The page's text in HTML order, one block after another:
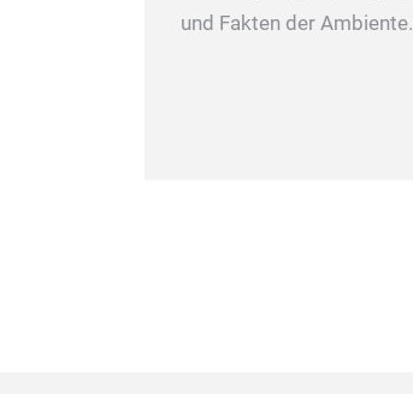
und Fakten der Ambiente.